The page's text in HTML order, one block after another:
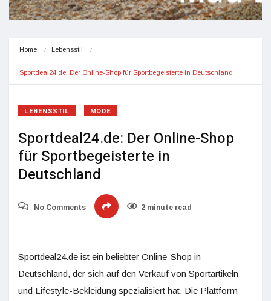
Home Lebensstil
Sportdeal24.de: Der Online-Shop für Sportbegeisterte in Deutschland
LEBENSSTIL MODE
Sportdeal24.de: Der Online-Shop
für Sportbegeisterte in
Deutschland
No Comments 2 minute read
Sportdeal24.de ist ein beliebter Online-Shop in
Deutschland, der sich auf den Verkauf von Sportartikeln
und Lifestyle-Bekleidung spezialisiert hat. Die Plattform